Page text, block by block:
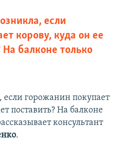
если
корову, куда он ее
балконе только
если горожанин покупает
поставить? На балконе
консультант
.